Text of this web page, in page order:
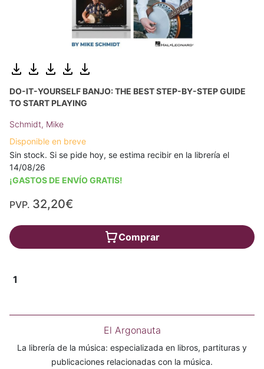
DO-IT-YOURSELF BANJO: THE BEST STEP-BY-STEP GUIDE
TO START PLAYING
Schmidt, Mike
Disponible en breve
Sin stock. Si se pide hoy, se estima recibir en la librería el
14/08/26
¡GASTOS DE ENVÍO GRATIS!
PVP. 32,20€
Comprar
1
El Argonauta
La librería de la música: especializada en libros, partituras y
publicaciones relacionadas con la música.